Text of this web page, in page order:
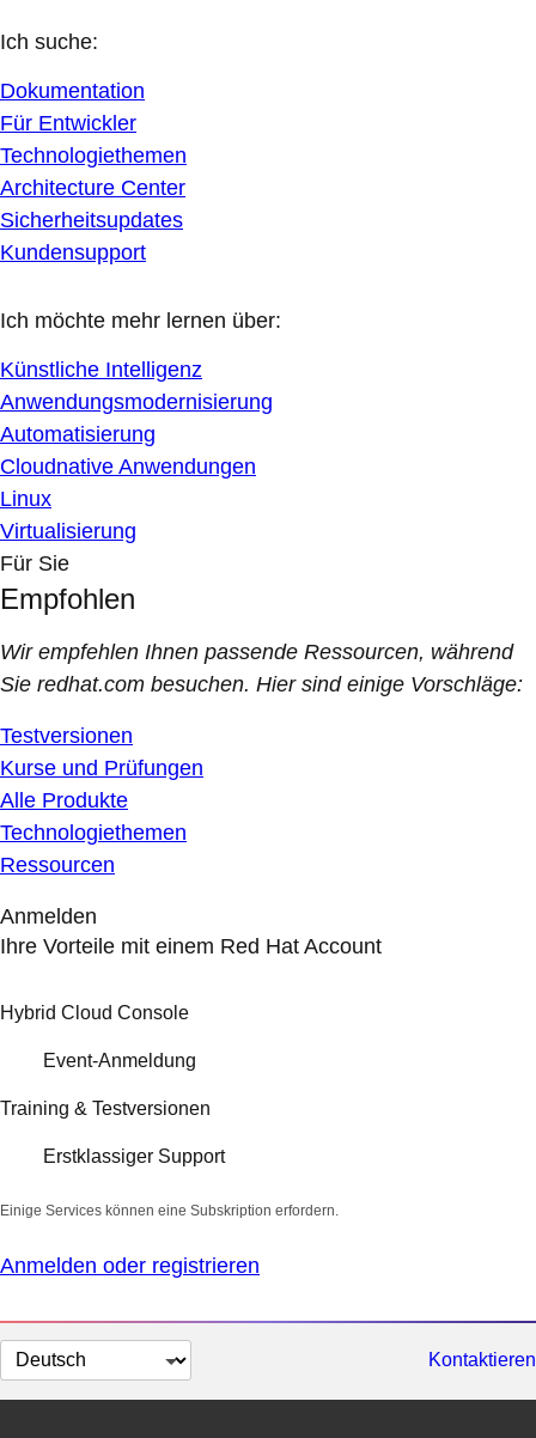
Ich suche:
Dokumentation
Für Entwickler
Technologiethemen
Architecture Center
Sicherheitsupdates
Kundensupport
Ich möchte mehr lernen über:
Künstliche Intelligenz
Anwendungsmodernisierung
Automatisierung
Cloudnative Anwendungen
Linux
Virtualisierung
Für Sie
Empfohlen
Wir empfehlen Ihnen passende Ressourcen, während
Sie redhat.com besuchen. Hier sind einige Vorschläge:
Testversionen
Kurse und Prüfungen
Alle Produkte
Technologiethemen
Ressourcen
Anmelden
Ihre Vorteile mit einem Red Hat Account
Hybrid Cloud Console
Event-Anmeldung
Training & Testversionen
Erstklassiger Support
Einige Services können eine Subskription erfordern.
Anmelden oder registrieren
Sprache
auswählen
Kontaktieren